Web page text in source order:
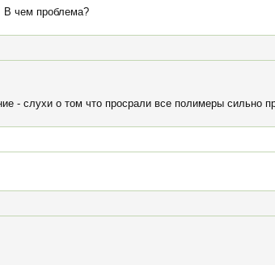
В чем проблема?
- слухи о том что просрали все полимеры сильно